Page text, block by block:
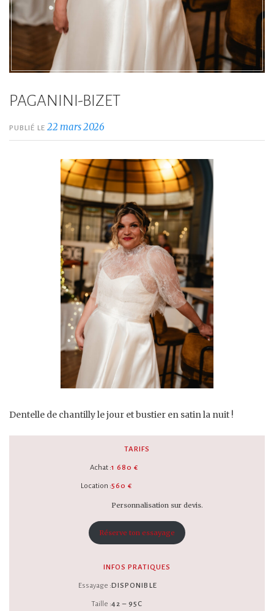
PAGANINI-BIZET
PUBLIÉ LE 22 mars 2026
Dentelle de chantilly le jour et bustier en satin la nuit !
TARIFS
Achat :
Location :
1 680 €
560 €
Personnalisation sur devis.
Réserve ton essayage
INFOS PRATIQUES
Essayage :
Taille :
DISPONIBLE
42 – 95C